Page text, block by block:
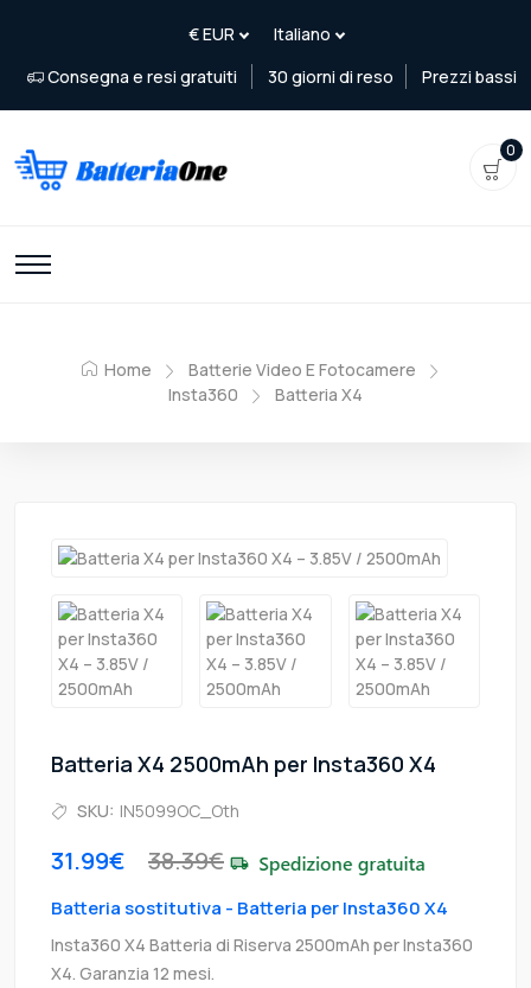
Consegna e resi gratuiti 30 giorni di reso Prezzi bassi
0
Home
Batterie Video E Fotocamere
Insta360
Batteria X4
Batteria X4 2500mAh per Insta360 X4
SKU: IN5099OC_Oth
31.99€ 38.39€
Batteria sostitutiva - Batteria per Insta360 X4
Insta360 X4 Batteria di Riserva 2500mAh per Insta360
X4. Garanzia 12 mesi.